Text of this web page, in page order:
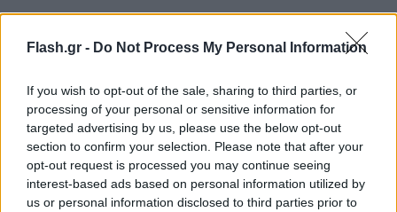
Flash.gr - Do Not Process My Personal Information
If you wish to opt-out of the sale, sharing to third parties, or
processing of your personal or sensitive information for
targeted advertising by us, please use the below opt-out
section to confirm your selection. Please note that after your
opt-out request is processed you may continue seeing
interest-based ads based on personal information utilized by
us or personal information disclosed to third parties prior to